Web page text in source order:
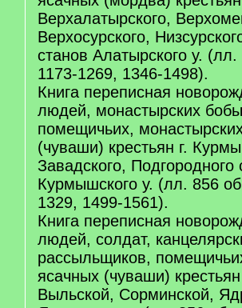
Верхалатырского,
Верхосурского,
станов Алатырского у.
1173-1269, 1346-1498).
Книга переписная
людей, монастырских
помещичьих,
(чуваши) крестьян г.
Завадского, Подгородного
Курмышского у. (лл. 856
1329, 1499-1561).
Книга переписная
людей, солдат,
рассыльщиков,
ясачных (чуваши)
Выльской, Сорминской,